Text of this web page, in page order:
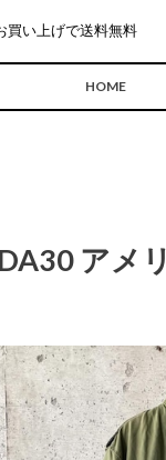
買い上げで送料無料
HOME
アメ